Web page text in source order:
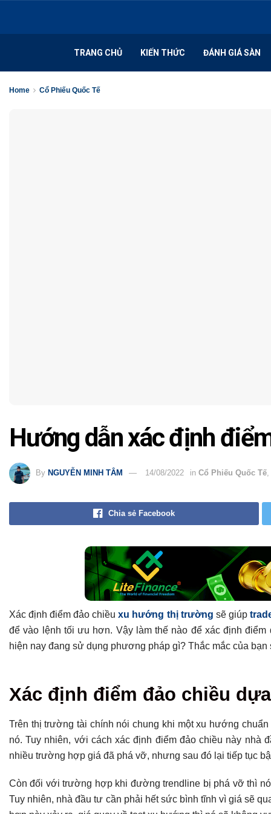
TRANG CHỦ KIẾN THỨC ĐÁNH GIÁ SÀN
Home Cổ Phiếu Quốc Tế
Hướng dẫn xác định
By NGUYỄN MINH TÂM 14/08/2022 in Cổ Phiếu Quốc Tế
Chia sẻ Facebook
Xác định điểm đảo chiềuxu hướng thị trường sẽ giúp
để vào lệnh tối ưu hơn. Vậy làm thế nào để xác định
hiện nay đang sử dụng phương pháp gì? Thắc mắc của
Xác định điểm đảo chiều dựa vào đường xu hướng
Xác định điểm đảo chiều xu hướng dựa trên các mô hình
Mô hình đảo chiều vai đầu vai
Mô hình nến Pin Bar
Đường trung bình động MA
Chỉ báo Pivot Points
Xác định điểm đảo chiều
Trên thị trường tài chính nói chung khi một xu hướng
nó. Tuy nhiên, với cách xác định điểm đảo chiều này nhà
nhiều trường hợp giá đã phá vỡ, nhưng sau đó lại tiếp tục
Còn đối với trường hợp khi đường trendline bị phá vỡ thì
Tuy nhiên, nhà đầu tư cần phải hết sức bình tĩnh vì giá sẽ